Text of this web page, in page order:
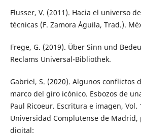
Flusser, V. (2011). Hacia el universo
técnicas (F. Zamora Águila, Trad.).
Frege, G. (2019). Über Sinn und
Reclams Universal-Bibliothek.
Gabriel, S. (2020). Algunos conflictos
marco del giro icónico. Esbozos de
Paul Ricoeur. Escritura e imagen, Vol.
Universidad Complutense de Madrid,
digital: